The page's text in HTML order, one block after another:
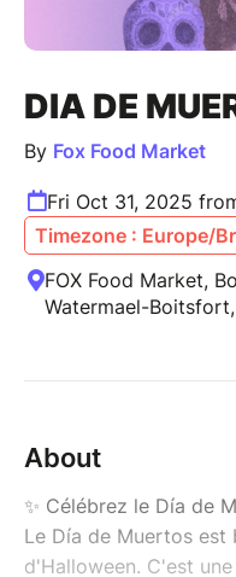
DIA DE
By Fox Food Market
Fri Oct 31, 2025
Timezone : Europe/
FOX Food Market,
Watermael-
About
✨ Célébrez le Día de
Le Día de Muertos est
d'Halloween. C'est